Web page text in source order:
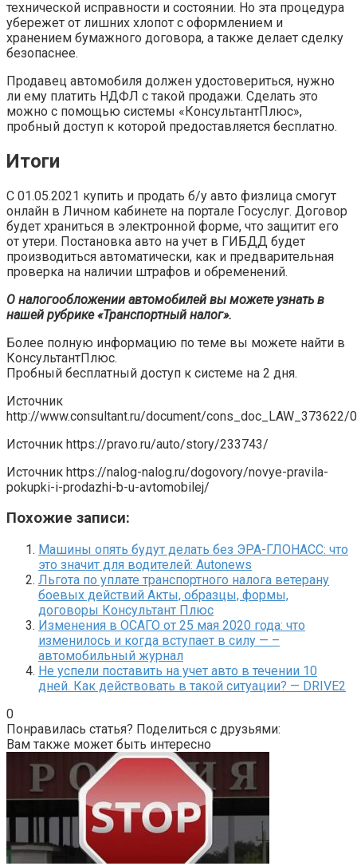
технической исправности и состоянии. Но эта процедура
убережет от лишних хлопот с оформлением и
хранением бумажного договора, а также делает сделку
безопаснее.
Продавец автомобиля должен удостовериться, нужно
ли ему платить НДФЛ с такой продажи. Сделать это
можно с помощью системы «КонсультантПлюс»,
пробный доступ к которой предоставляется бесплатно.
Итоги
С 01.05.2021 купить и продать б/у авто физлица смогут
онлайн в Личном кабинете на портале Госуслуг. Договор
будет храниться в электронной форме, что защитит его
от утери. Постановка авто на учет в ГИБДД будет
производиться автоматически, как и предварительная
проверка на наличии штрафов и обременений.
О налогообложении автомобилей вы можете узнать в
нашей рубрике «Транспортный налог».
Более полную информацию по теме вы можете найти в
КонсультантПлюс.
Пробный бесплатный доступ к системе на 2 дня.
Источник
http://www.consultant.ru/document/
Источник https://pravo.ru/auto/story/233743/
Источник https://nalog-nalog.ru/dogovory/novye-pravila-
pokupki-i-prodazhi-b-u-avtomobilej/
Похожие записи:
Машины опять будут делать без ЭРА-ГЛОНАСС: что
это значит для водителей: Autonews
Льгота по уплате транспортного налога ветерану
боевых действий Акты, образцы, формы,
договоры Консультант Плюс
Изменения в ОСАГО от 25 мая 2020 года: что
изменилось и когда вступает в силу — –
автомобильный журнал
Не успели поставить на учет авто в течении 10
дней. Как действовать в такой ситуации? — DRIVE2
0
Понравилась статья? Поделиться с друзьями:
Вам также может быть интересно